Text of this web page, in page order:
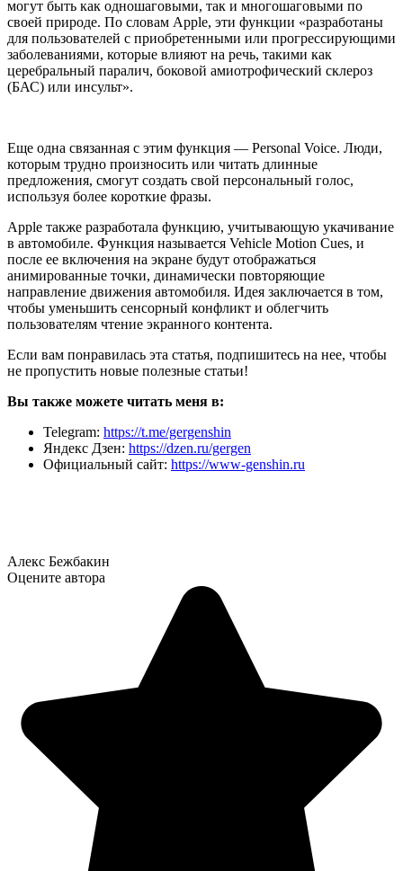
могут быть как одношаговыми, так и многошаговыми по
своей природе. По словам Apple, эти функции «разработаны
для пользователей с приобретенными или прогрессирующими
заболеваниями, которые влияют на речь, такими как
церебральный паралич, боковой амиотрофический склероз
(БАС) или инсульт».
Еще одна связанная с этим функция — Personal Voice. Люди,
которым трудно произносить или читать длинные
предложения, смогут создать свой персональный голос,
используя более короткие фразы.
Apple также разработала функцию, учитывающую укачивание
в автомобиле. Функция называется Vehicle Motion Cues, и
после ее включения на экране будут отображаться
анимированные точки, динамически повторяющие
направление движения автомобиля. Идея заключается в том,
чтобы уменьшить сенсорный конфликт и облегчить
пользователям чтение экранного контента.
Если вам понравилась эта статья, подпишитесь на нее, чтобы
не пропустить новые полезные статьи!
Вы также можете читать меня в:
Telegram: https://t.me/gergenshin
Яндекс Дзен: https://dzen.ru/gergen
Официальный сайт: https://www-genshin.ru
Алекс Бежбакин
Оцените автора